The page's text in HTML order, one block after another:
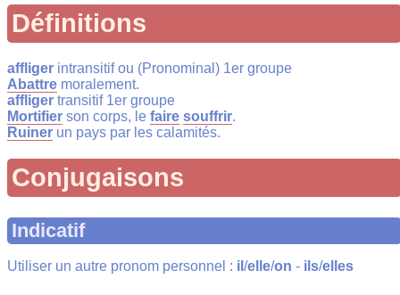
Définitions
affliger intransitif ou (Pronominal) 1er groupe
Abattre moralement.
affliger transitif 1er groupe
Mortifier son corps, le faire souffrir.
Ruiner un pays par les calamités.
Conjugaisons
Indicatif
Utiliser un autre pronom personnel : il /elle/on - ils/elles